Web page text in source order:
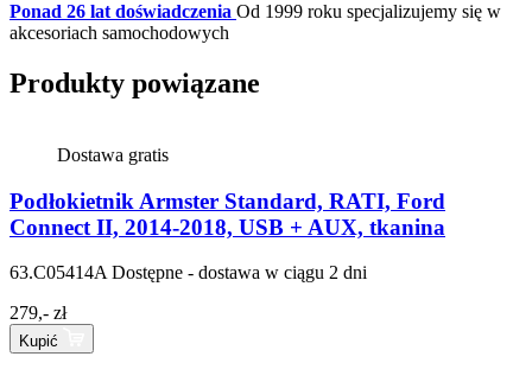
Ponad 26 lat doświadczenia Od 1999 roku specjalizujemy się w
akcesoriach samochodowych
Produkty powiązane
Dostawa gratis
Podłokietnik Armster Standard, RATI, Ford
Connect II, 2014-2018, USB + AUX, tkanina
63.C05414A Dostępne - dostawa w ciągu 2 dni
279,- zł
Kupić